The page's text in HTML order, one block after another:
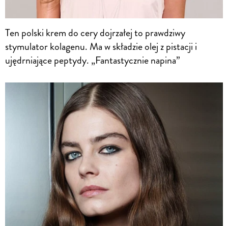
Ten polski krem do cery dojrzałej to prawdziwy
stymulator kolagenu. Ma w składzie olej z pistacji i
ujędrniające peptydy. „Fantastycznie napina”